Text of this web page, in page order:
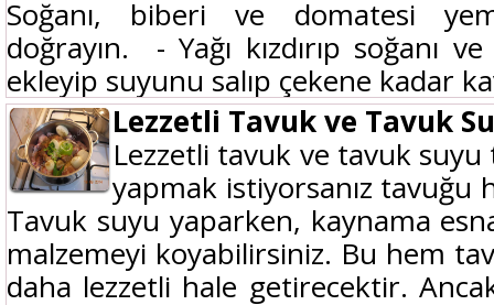
Soğanı, biberi ve domatesi
doğrayın. - Yağı kızdırıp soğanı
ekleyip suyunu salıp çekene kadar
Lezzetli Tavuk ve Tavuk
Lezzetli tavuk ve tavuk
yapmak istiyorsanız tavuğu
Tavuk suyu yaparken, kaynama
malzemeyi koyabilirsiniz. Bu hem
daha lezzetli hale getirecektir.